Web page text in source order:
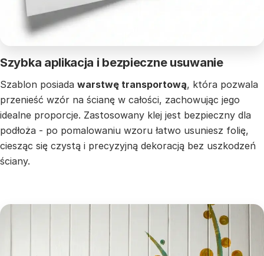
Szybka aplikacja i bezpieczne usuwanie
Szablon posiada warstwę transportową, która pozwala
przenieść wzór na ścianę w całości, zachowując jego
idealne proporcje. Zastosowany klej jest bezpieczny dla
podłoża - po pomalowaniu wzoru łatwo usuniesz folię,
ciesząc się czystą i precyzyjną dekoracją bez uszkodzeń
ściany.